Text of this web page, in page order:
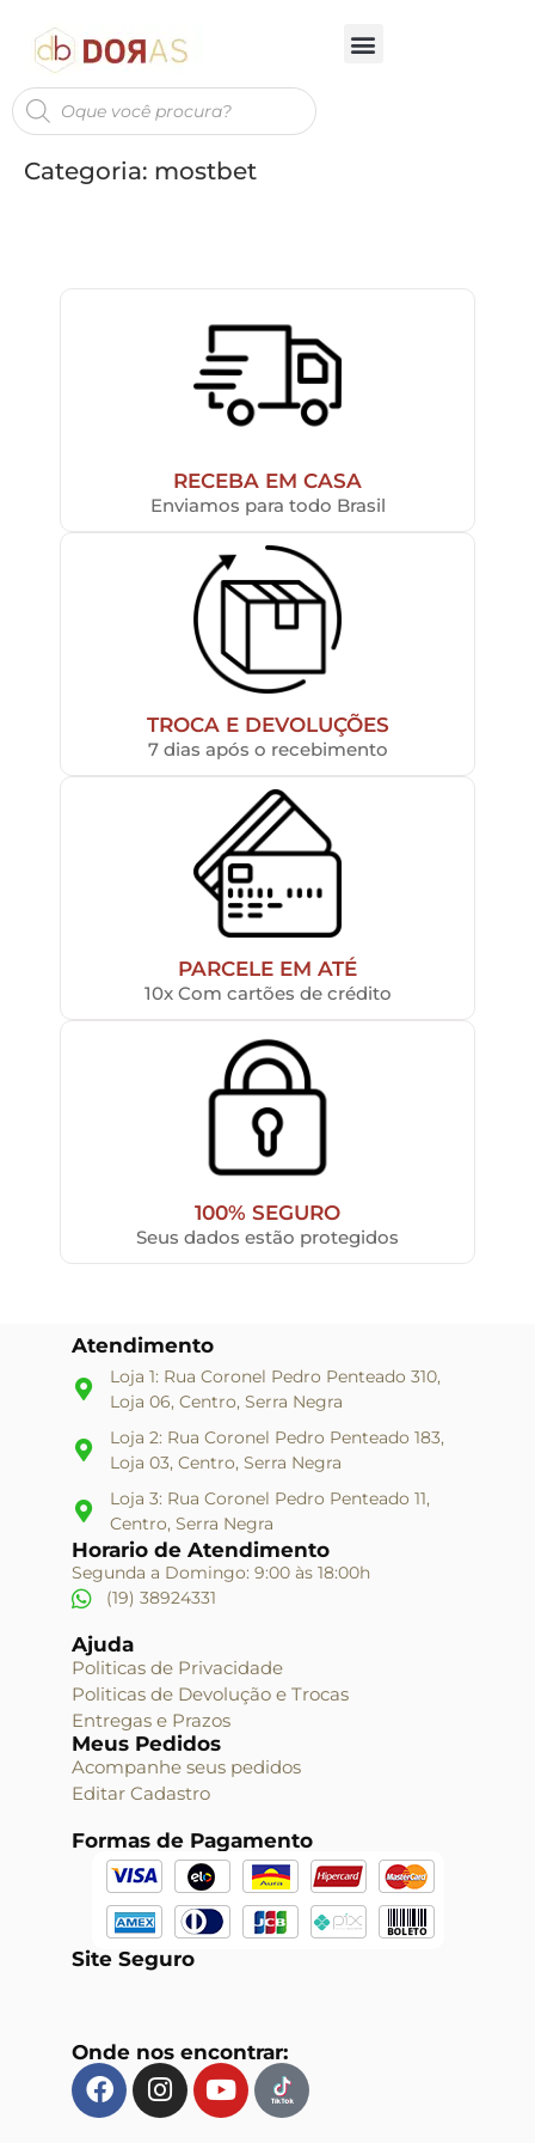
Categoria: mostbet
RECEBA EM CASA
Enviamos para todo Brasil
TROCA E DEVOLUÇÕES
7 dias após o recebimento
PARCELE EM ATÉ
10x Com cartões de crédito
100% SEGURO
Seus dados estão protegidos
Atendimento
Loja 1: Rua Coronel Pedro Penteado 310,
Loja 06, Centro, Serra Negra
Loja 2: Rua Coronel Pedro Penteado 183,
Loja 03, Centro, Serra Negra
Loja 3: Rua Coronel Pedro Penteado 11,
Centro, Serra Negra
Horario de Atendimento
Segunda a Domingo: 9:00 às 18:00h
(19) 38924331
Ajuda
Politicas de Privacidade
Politicas de Devolução e Trocas
Entregas e Prazos
Meus Pedidos
Acompanhe seus pedidos
Editar Cadastro
Formas de Pagamento
Site Seguro
Onde nos encontrar: